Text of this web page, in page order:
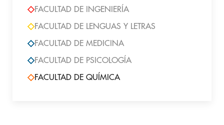
FACULTAD DE INGENIERÍA
FACULTAD DE LENGUAS Y LETRAS
FACULTAD DE MEDICINA
FACULTAD DE PSICOLOGÍA
FACULTAD DE QUÍMICA